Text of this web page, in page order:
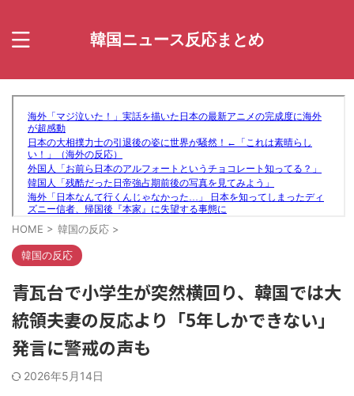
韓国ニュース反応まとめ
HOME > 韓国の反応 >
韓国の反応
青瓦台で小学生が突然横回り、韓国では大
統領夫妻の反応より「5年しかできない」
発言に警戒の声も
2026年5月14日